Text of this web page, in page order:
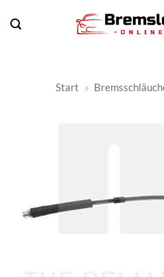
Inhalt
Start »